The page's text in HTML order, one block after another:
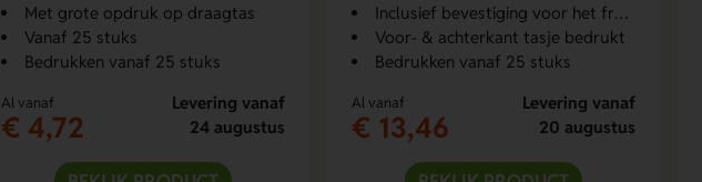
Met grote opdruk op draagtas
Vanaf 25 stuks
Bedrukken vanaf 25 stuks
Al vanaf
€ 4,72
Levering vanaf
24 augustus
Inclusief bevestiging voor het frame
Voor- & achterkant tasje bedrukt
Bedrukken vanaf 25 stuks
Al vanaf
€ 13,46
Levering vanaf
20 augustus